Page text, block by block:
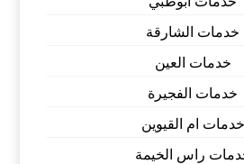
خدمات الشارقة
خدمات العين
خدمات الفجيرة
خدمات ام القيوين
راس الخيمة